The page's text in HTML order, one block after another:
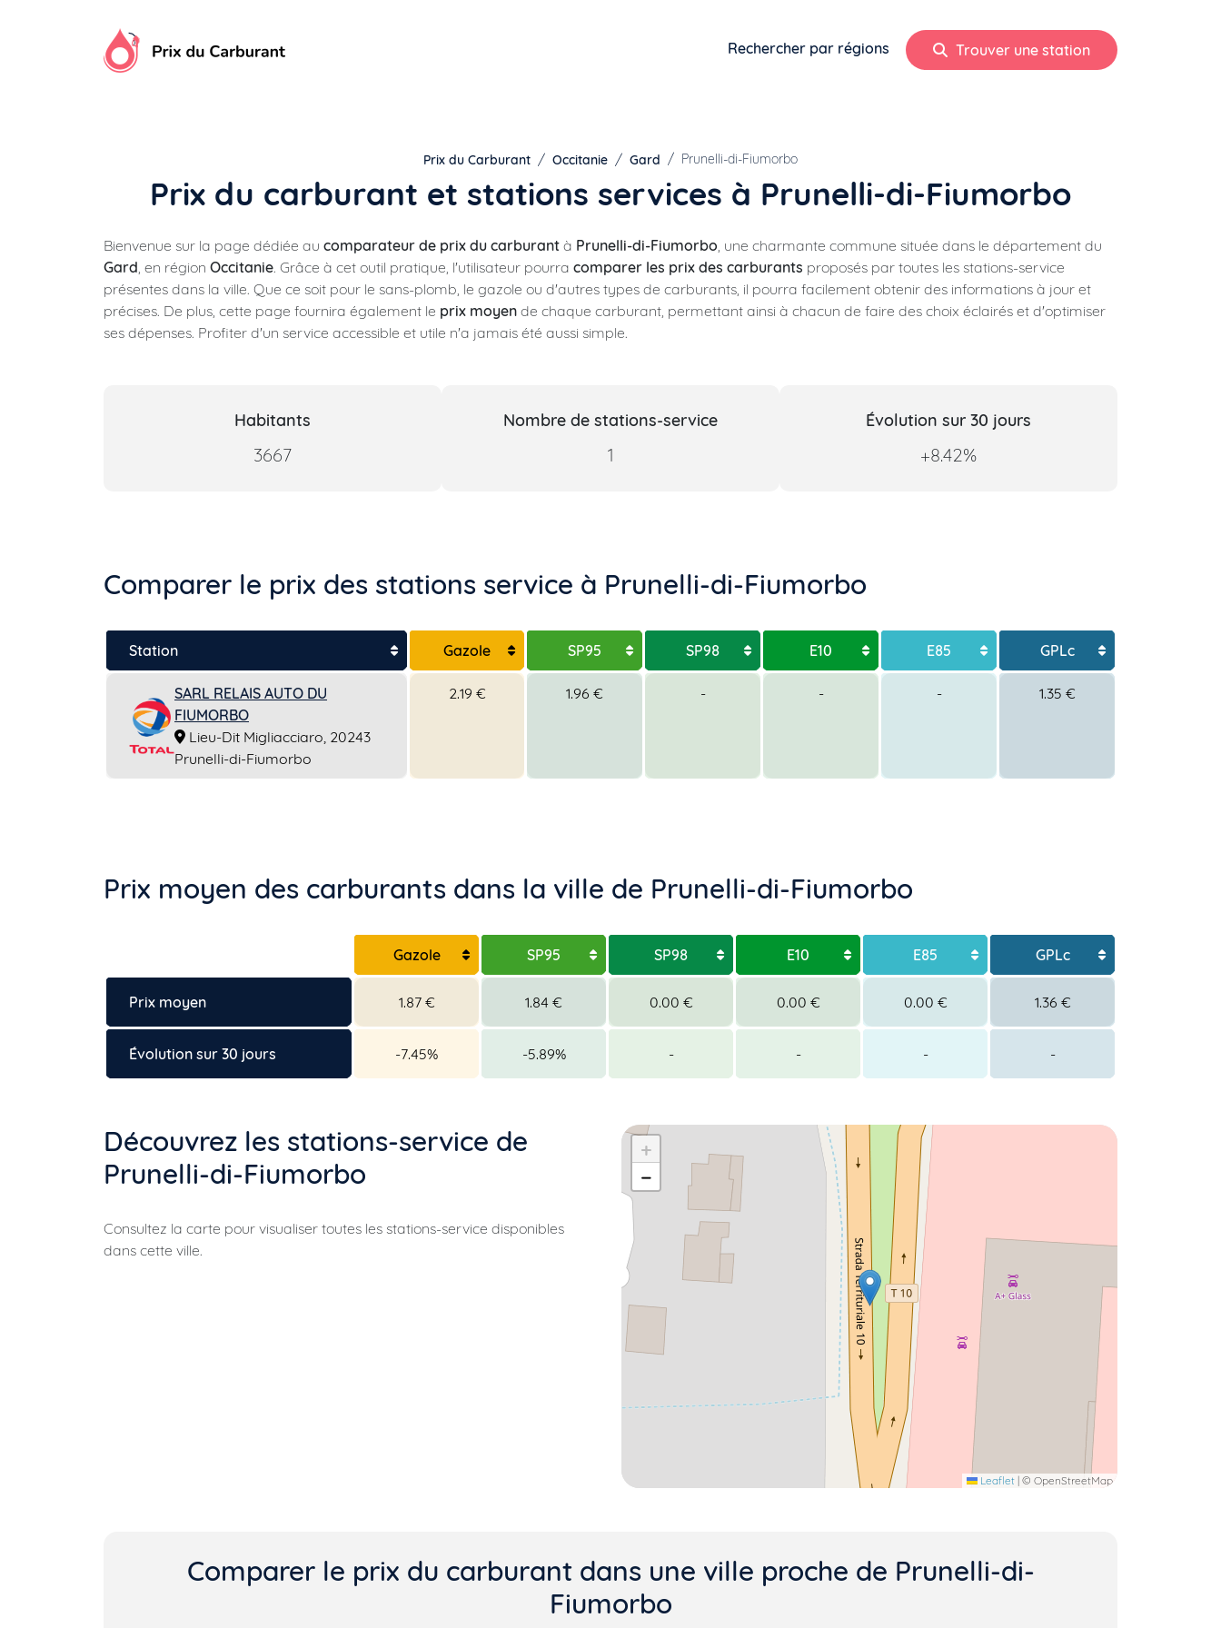
Rechercher par régions Trouver une station
Prix du Carburant Occitanie Gard Prunelli-di-Fiumorbo
Prix du carburant et stations services à Prunelli-di-Fiumorbo
Bienvenue sur la page dédiée au comparateur de prix du carburant à Prunelli-di-Fiumorbo, une charmante commune située dans le département du
Gard, en région Occitanie. Grâce à cet outil pratique, l'utilisateur pourra comparer les prix des carburants proposés par toutes les stations-service
présentes dans la ville. Que ce soit pour le sans-plomb, le gazole ou d'autres types de carburants, il pourra facilement obtenir des informations à jour et
précises. De plus, cette page fournira également le prix moyen de chaque carburant, permettant ainsi à chacun de faire des choix éclairés et d'optimiser
ses dépenses. Profiter d'un service accessible et utile n'a jamais été aussi simple.
Habitants
3667
Nombre de stations-service
1
Évolution sur 30 jours
+8.42%
Comparer le prix des stations service à Prunelli-di-Fiumorbo
Station Gazole SP95 SP98 E10 E85 GPLc
SARL RELAIS AUTO DU
FIUMORBO
Lieu-Dit Migliacciaro, 20243
Prunelli-di-Fiumorbo
2.19 € 1.96 € - - - 1.35 €
Prix moyen des carburants dans la ville de Prunelli-di-Fiumorbo
Gazole SP95 SP98 E10 E85 GPLc
Prix moyen 1.87 € 1.84 € 0.00 € 0.00 € 0.00 € 1.36 €
Évolution sur 30 jours -7.45% -5.89% - - - -
Découvrez les stations-service de
Prunelli-di-Fiumorbo
Consultez la carte pour visualiser toutes les stations-service disponibles
dans cette ville.
+
−
Leaflet | © OpenStreetMap
Comparer le prix du carburant dans une ville proche de Prunelli-di-
Fiumorbo